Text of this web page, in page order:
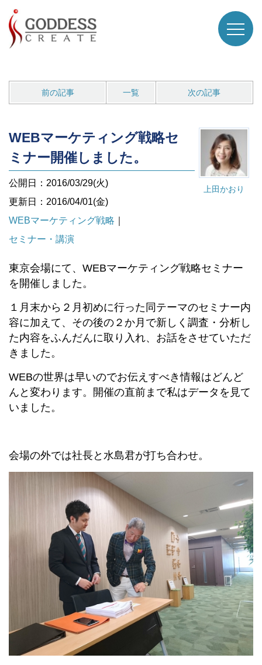
前の記事 一覧 次の記事
上田かおり
WEBマーケティング戦略セ
ミナー開催しました。
公開日：2016/03/29(火)
更新日：2016/04/01(金)
WEBマーケティング戦略
セミナー・講演
東京会場にて、WEBマーケティング戦略セミナー
を開催しました。
１月末から２月初めに行った同テーマのセミナー内
容に加えて、その後の２か月で新しく調査・分析し
た内容をふんだんに取り入れ、お話をさせていただ
きました。
WEBの世界は早いのでお伝えすべき情報はどんど
んと変わります。開催の直前まで私はデータを見て
いました。
会場の外では社長と水島君が打ち合わせ。